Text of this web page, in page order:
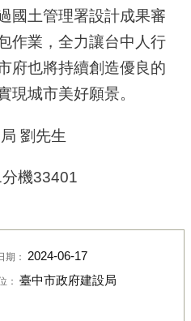
國土管理署設計成果審
作業，全力讓台中人行
府也將持續創造優良的
現城市美好願景。
劉先生
機33401
期： 2024-06-17
： 臺中市政府建設局